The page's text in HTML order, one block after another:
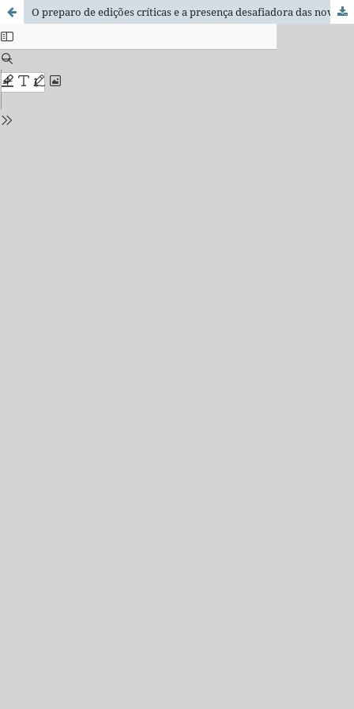
O preparo de edições críticas e a presença desafiadora das novas tecnologias: a organização de correspondência em formato digital e algumas implicações para a pesquisa e o ensino no Brasil de hoje